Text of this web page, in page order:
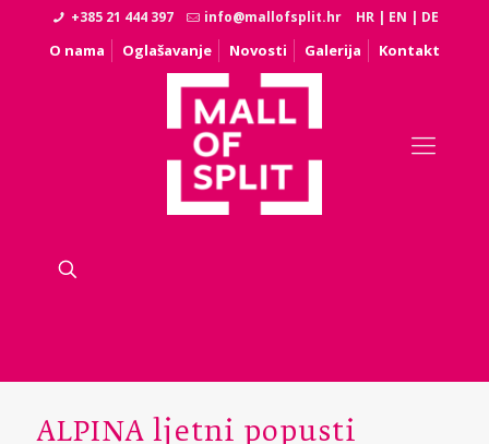
+385 21 444 397 info@mallofsplit.hr HR | EN | DE
O nama Oglašavanje Novosti Galerija Kontakt
ALPINA ljetni popusti